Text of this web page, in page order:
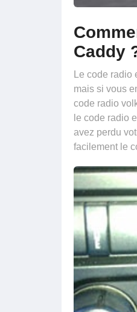
Caddy
Le code
mais si vous
code radio
le code radio
avez perdu
facilement le